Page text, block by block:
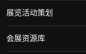
展览活动策划
会展资源库